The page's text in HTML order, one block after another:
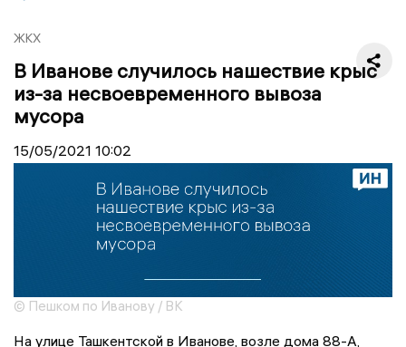
ЖКХ
В Иванове случилось нашествие крыс
из-за несвоевременного вывоза
мусора
15/05/2021 10:02
© Пешком по Иванову / ВК
На улице Ташкентской в Иванове, возле дома 88-А,